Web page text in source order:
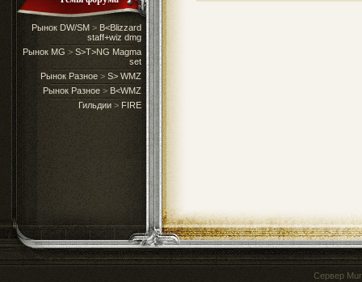
Рынок DW/SM > B<Blizzard
staff+wiz dmg
Рынок MG > S>T>NG Magma
set
Рынок Разное > S> WMZ
Рынок Разное > B<WMZ
Гильдии > FIRE
Сервер